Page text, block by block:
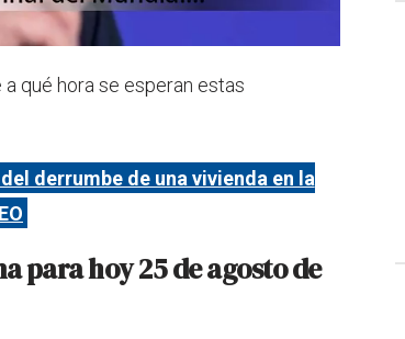
qué hora se esperan estas
derrumbe de una vivienda en la
para hoy 25 de agosto de